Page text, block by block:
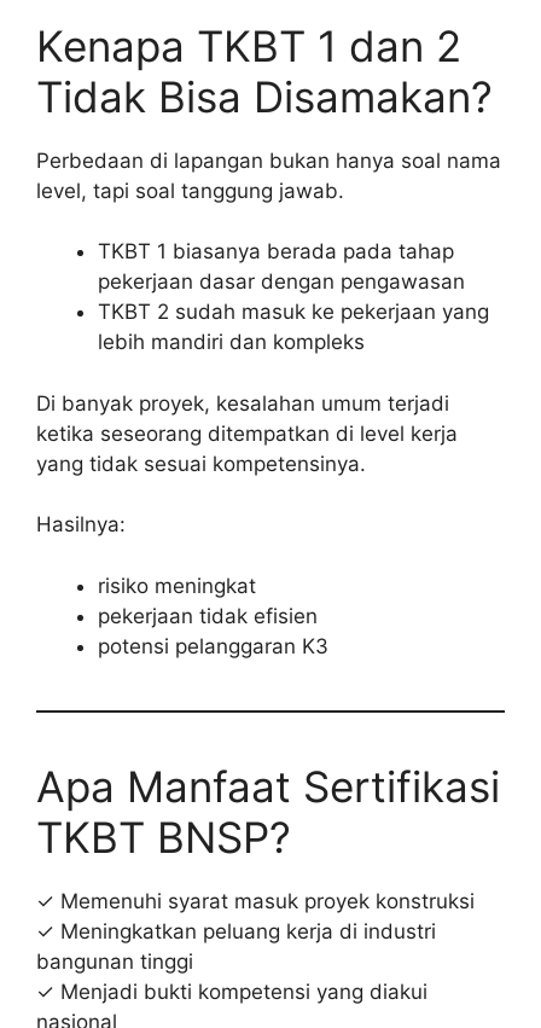
Kenapa TKBT 1 dan 2
Tidak Bisa Disamakan?
Perbedaan di lapangan bukan hanya soal nama
level, tapi soal tanggung jawab.
TKBT 1 biasanya berada pada tahap
pekerjaan dasar dengan pengawasan
TKBT 2 sudah masuk ke pekerjaan yang
lebih mandiri dan kompleks
Di banyak proyek, kesalahan umum terjadi
ketika seseorang ditempatkan di level kerja
yang tidak sesuai kompetensinya.
Hasilnya:
risiko meningkat
pekerjaan tidak efisien
potensi pelanggaran K3
Apa Manfaat Sertifikasi
TKBT BNSP?
✓ Memenuhi syarat masuk proyek konstruksi
✓ Meningkatkan peluang kerja di industri
bangunan tinggi
✓ Menjadi bukti kompetensi yang diakui
nasional